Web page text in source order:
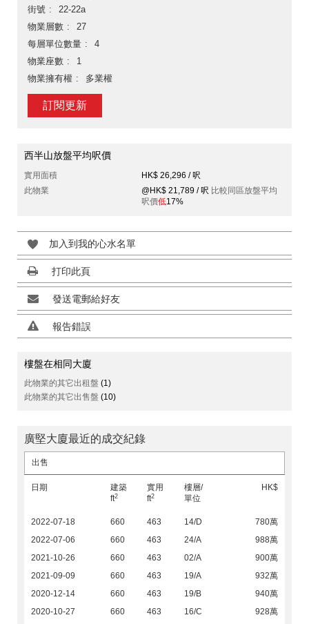
街號
22-22a
物業層數
27
每層單位數量
4
物業座數
1
物業擁有權
多業權
訂閱更新
西半山放盤平均呎價
實用面積
HK$ 26,296 / 呎
此物業
@HK$ 21,789 / 呎 比較同區放盤平均
呎價低17%
加入到我的心水名單
打印此頁
發送電郵給好友
報告錯誤
樓盤在相同大廈
此物業的其它出租盤 (1)
此物業的其它出售盤 (10)
廣堅大廈最近的成交紀錄
出售
日期
建築
ft2
實用
ft2
樓層/
單位
HK$
2022-07-18 660 463 14/D
780萬
2022-07-06
660 463 24/A
988萬
2021-10-26
660 463 02/A
900萬
2021-09-09
660 463 19/A
932萬
2020-12-14
660 463 19/B
940萬
2020-10-27
660 463 16/C
928萬